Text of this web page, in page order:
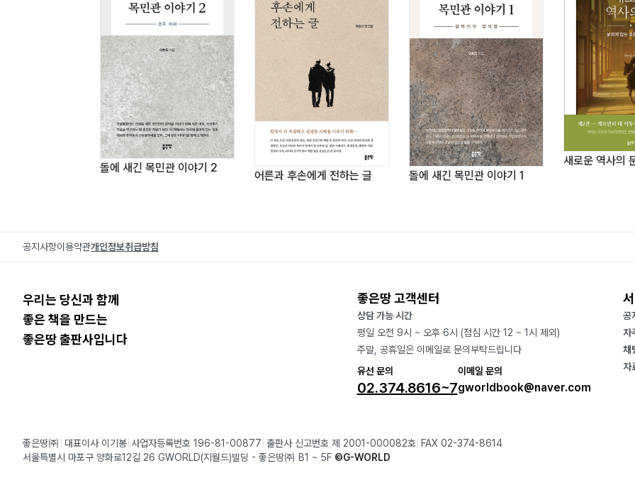
돌에 새긴 목민관 이야기 2
어른과 후손에게 전하는 글 돌에 새긴 목민관 이야기 1
새로운 역사의
공지사항이용약관개인정보취급방침
우리는 당신과 함께
좋은 책을 만드는
좋은땅 출판사입니다
좋은땅 고객센터
상담 가능 시간
평일 오전 9시 ~ 오후 6시 (점심 시간 12 ~ 1시 제외)
주말, 공휴일은 이메일로 문의부탁드립니다
유선 문의
02.374.8616~7
이메일 문의
gworldbook@naver.com
공
자
채
자
좋은땅㈜ 대표이사 이기봉 사업자등록번호 196-81-00877 출판사 신고번호 제 2001-000082호
FAX 02-374-8614
서울특별시 마포구 양화로12길 26 GWORLD(지월드)빌딩 - 좋은땅㈜ B1 ~ 5F ©G-WORLD